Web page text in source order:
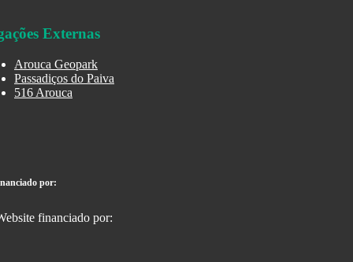
Externas
Arouca Geopark
Passadiços do Paiva
516 Arouca
por: